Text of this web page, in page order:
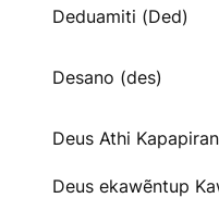
Deduamiti (Ded)
Desano (des)
Deus Athi
Deus ekawẽntup